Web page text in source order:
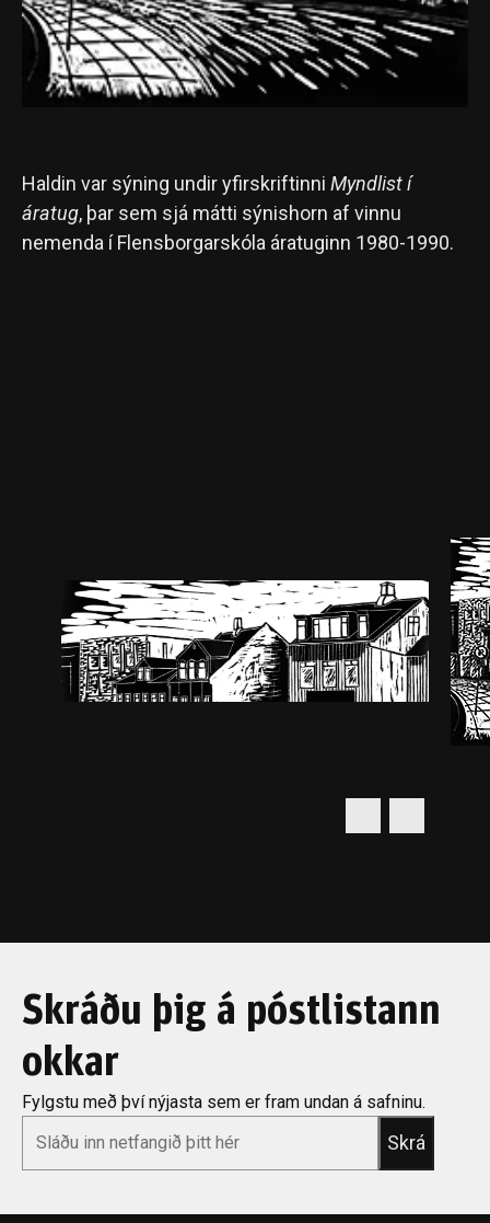
Haldin var sýning undir yfirskriftinni Myndlist í
áratug, þar sem sjá mátti sýnishorn af vinnu
nemenda í Flensborgarskóla áratuginn 1980-1990.
Skráðu þig á póstlistann
okkar
Fylgstu með því nýjasta sem er fram undan á safninu.